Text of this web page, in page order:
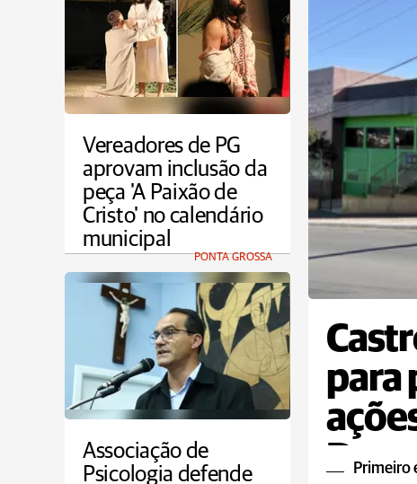
Vereadores de PG
aprovam inclusão da
peça 'A Paixão de
Cristo' no calendário
municipal
PONTA GROSSA
para
Primeiro
Associação de
Psicologia defende